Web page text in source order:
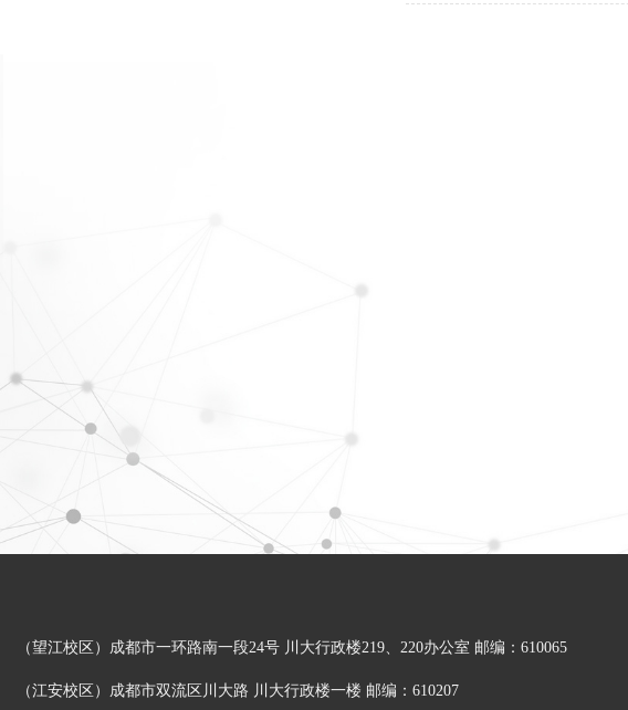
（望江校区）成都市一环路南一段24号 川大行政楼219、220办公室 邮编：610065
（江安校区）成都市双流区川大路 川大行政楼一楼 邮编：610207